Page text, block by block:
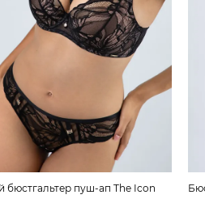
бюстгальтер пуш-ап The Icon